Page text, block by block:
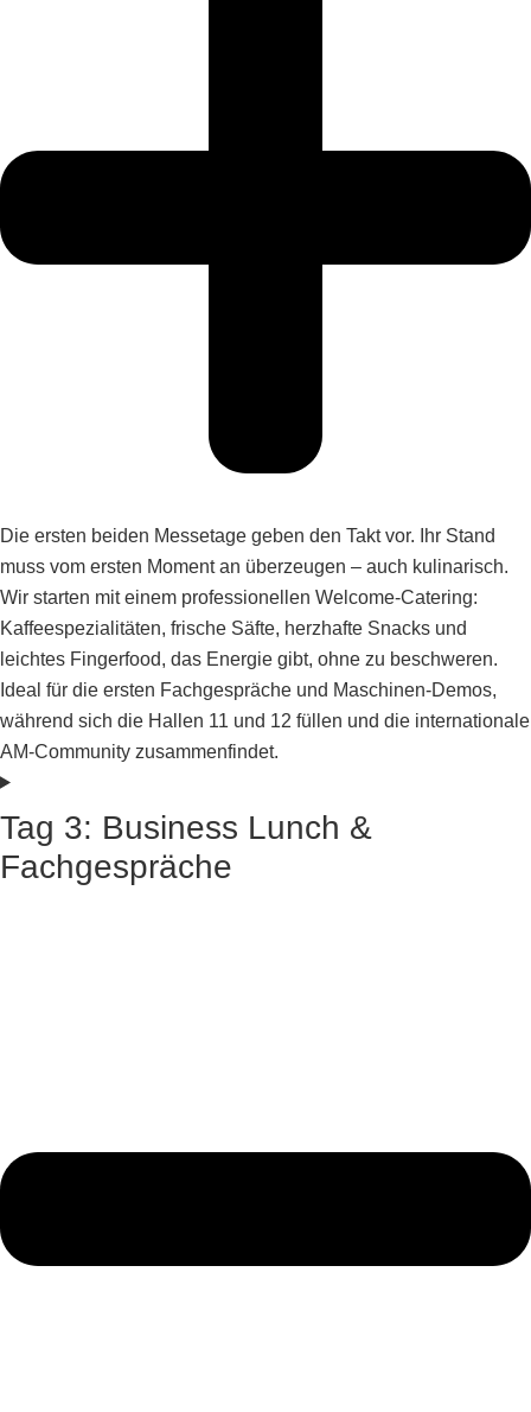
Die ersten beiden Messetage geben den Takt vor. Ihr Stand
muss vom ersten Moment an überzeugen – auch kulinarisch.
Wir starten mit einem professionellen Welcome-Catering:
Kaffeespezialitäten, frische Säfte, herzhafte Snacks und
leichtes Fingerfood, das Energie gibt, ohne zu beschweren.
Ideal für die ersten Fachgespräche und Maschinen-Demos,
während sich die Hallen 11 und 12 füllen und die internationale
AM-Community zusammenfindet.
Tag 3: Business Lunch &
Fachgespräche